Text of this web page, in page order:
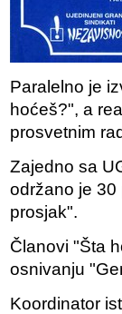
Paralelno je
hoćeš?", a
prosvetnim
Zajedno sa
održano je 30
prosjak".
Članovi "Šta
osnivanju
Koordinator